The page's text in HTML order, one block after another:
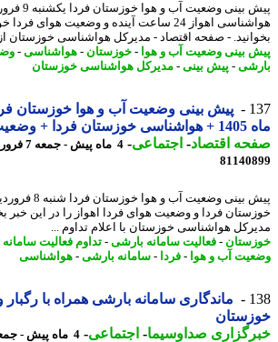
هواشناسی اهواز 24 ساعت آینده و وضعیت هوای فردا
- صفحه اقتصاد - مدیرکل هواشناسی خوزستان از
بینی وضعیت آب و هوا-خوزستان-هواشناسی-وضعیت
-پیش بینی -مدیرکل هواشناسی خوزستان
هوای فردا اهواز
اقتصاد-اجتماعی-4 ماه پیش - جمعه 7 فروردین 1405، 13:13
فردا و وضعیت هوای فردا اهواز را در این خبر
هواشناسی خوزستان با اعلام تداوم ...
-فعالیت سامانه بارشی -تداوم فعالیت سامانه
آب و هوا-فردا - سامانه بارشی -هواشناسی
ماندگاری سامانه بارشی همراه با رگبار و
صداوسیما-اجتماعی-